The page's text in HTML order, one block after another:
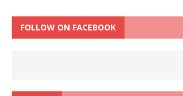
FOLLOW ON FACEBOOK